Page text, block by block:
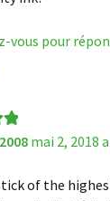
vous pour
mai 2, 2018
of the